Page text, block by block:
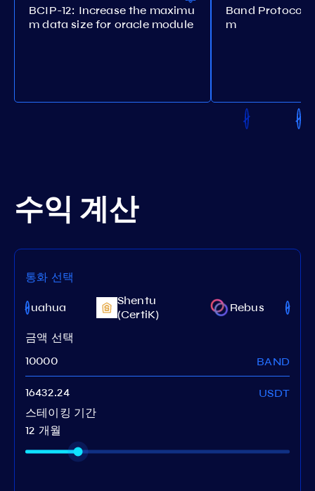
BCIP-12: Increase the maximu
m data size for oracle module
Band Protocol
m
수익 계산
통화 선택
Chihuahua
Shentu
(CertiK)
Rebus
금액 선택
BAND
USDT
스테이킹 기간
12 개월